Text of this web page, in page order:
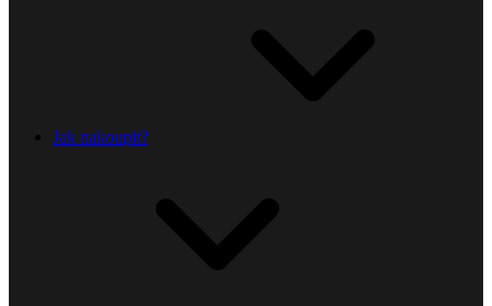
Jak nakoupit?